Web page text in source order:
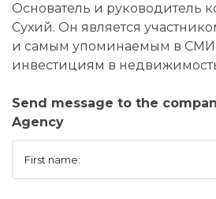
Основатель и руководитель
Сухий. Он является
и самым упоминаемым в СМИ
инвестициям в
Send message to the
Agency
First name: